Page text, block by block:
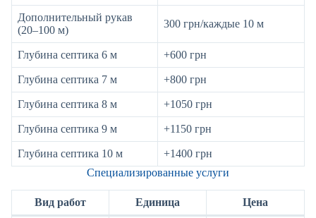
Дополнительный рукав
(20–100 м)
300 грн/каждые 10 м
Глубина септика 6 м +600 грн
Глубина септика 7 м +800 грн
Глубина септика 8 м +1050 грн
Глубина септика 9 м +1150 грн
Глубина септика 10 м
+1400 грн
Специализированные услуги
Вид работ Единица Цена